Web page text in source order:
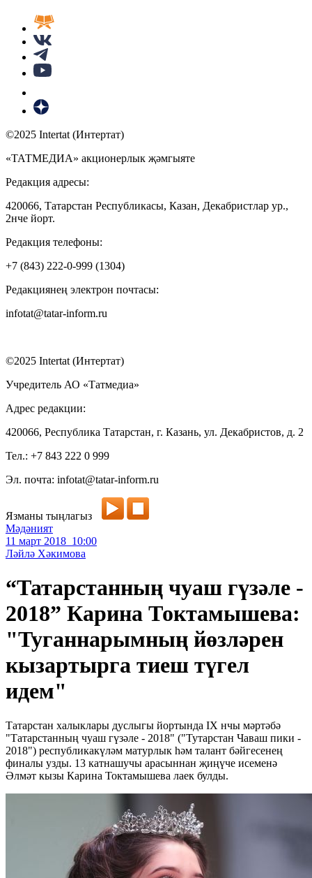
©2025 Intertat (Интертат)
«ТАТМЕДИА» акционерлык җәмгыяте
Редакция адресы:
420066, Татарстан Республикасы, Казан, Декабристлар ур.,
2нче йорт.
Редакция телефоны:
+7 (843) 222-0-999 (1304)
Редакциянең электрон почтасы:
infotat@tatar-inform.ru
©2025 Intertat (Интертат)
Учредитель АО «Татмедиа»
Адрес редакции:
420066, Республика Татарстан, г. Казань, ул. Декабристов, д. 2
Тел.: +7 843 222 0 999
Эл. почта: infotat@tatar-inform.ru
Язманы тыңлагыз
Мәдәният
11 март 2018 10:00
Ләйлә Хәкимова
“Татарстанның чуаш гүзәле -
2018” Карина Токтамышева:
"Туганнарымның йөзләрен
кызартырга тиеш түгел
идем"
Татарстан халыклары дуслыгы йортында IХ нчы мәртәбә
"Татарстанның чуаш гүзәле - 2018" ("Тутарстан Чаваш пики -
2018") республикакүләм матурлык һәм талант бәйгесенең
финалы узды. 13 катнашучы арасыннан җиңүче исеменә
Әлмәт кызы Карина Токтамышева лаек булды.